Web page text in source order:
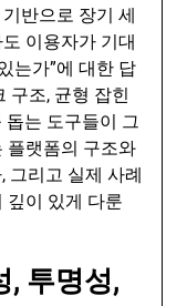
반으로 장기 세
이용자가 기대
는가”에 대한 답
구조, 균형 잡힌
돕는 도구들이 그
플랫폼의 구조와
그리고 실제 사례
깊이 있게 다룬
, 투명성,